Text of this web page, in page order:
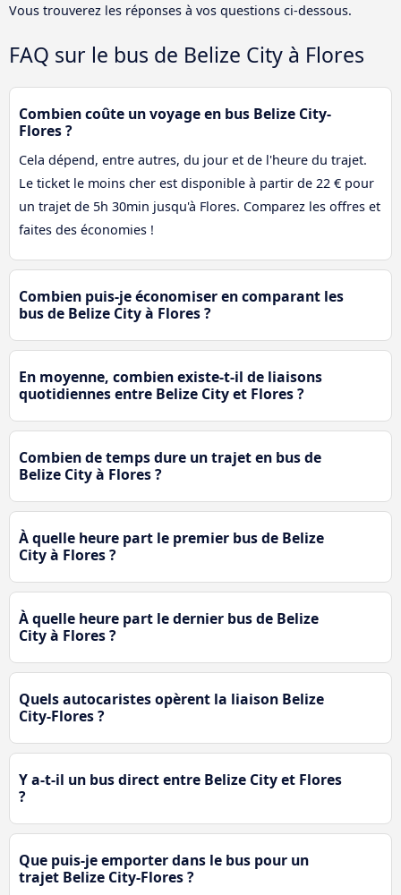
Vous trouverez les réponses à vos questions ci-dessous.
FAQ sur le bus de Belize City à Flores
Combien coûte un voyage en bus Belize City-
Flores ?
Cela dépend, entre autres, du jour et de l'heure du trajet.
Le ticket le moins cher est disponible à partir de 22 € pour
un trajet de 5h 30min jusqu'à Flores. Comparez les offres et
faites des économies !
Combien puis-je économiser en comparant les
bus de Belize City à Flores ?
En moyenne, combien existe-t-il de liaisons
quotidiennes entre Belize City et Flores ?
Combien de temps dure un trajet en bus de
Belize City à Flores ?
À quelle heure part le premier bus de Belize
City à Flores ?
À quelle heure part le dernier bus de Belize
City à Flores ?
Quels autocaristes opèrent la liaison Belize
City-Flores ?
Y a-t-il un bus direct entre Belize City et Flores
?
Que puis-je emporter dans le bus pour un
trajet Belize City-Flores ?